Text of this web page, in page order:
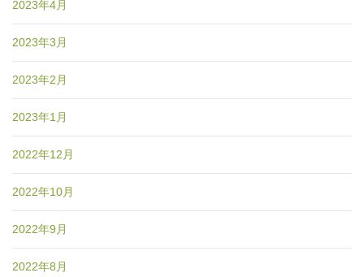
2023年4月
2023年3月
2023年2月
2023年1月
2022年12月
2022年10月
2022年9月
2022年8月